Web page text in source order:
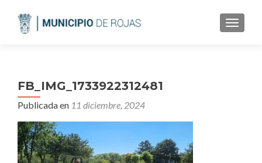
FB_IMG_1733922312481
Publicada en 11 diciembre, 2024